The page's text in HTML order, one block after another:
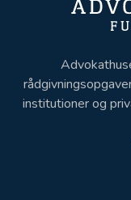
institutioner og